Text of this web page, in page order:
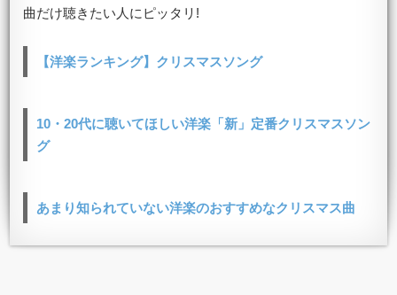
曲だけ聴きたい人にピッタリ!
【洋楽ランキング】クリスマスソング
10・20代に聴いてほしい洋楽「新」定番クリスマスソン
グ
あまり知られていない洋楽のおすすめなクリスマス曲